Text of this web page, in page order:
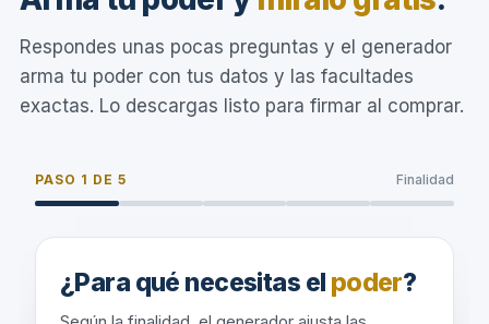
Respondes unas pocas preguntas y el generador
arma tu poder con tus datos y las facultades
exactas. Lo descargas listo para firmar al comprar.